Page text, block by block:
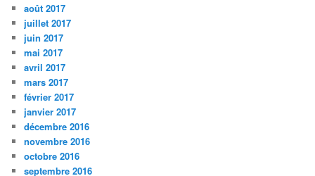
août 2017
juillet 2017
juin 2017
mai 2017
avril 2017
mars 2017
février 2017
janvier 2017
décembre 2016
novembre 2016
octobre 2016
septembre 2016